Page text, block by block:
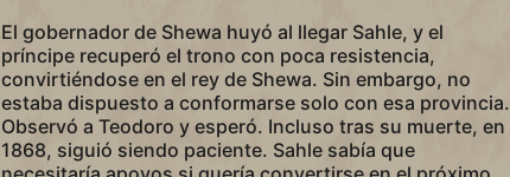
El gobernador de Shewa huyó al llegar Sahle, y el
príncipe recuperó el trono con poca resistencia,
convirtiéndose en el rey de Shewa. Sin embargo, no
estaba dispuesto a conformarse solo con esa provincia.
Observó a Teodoro y esperó. Incluso tras su muerte, en
1868, siguió siendo paciente. Sahle sabía que